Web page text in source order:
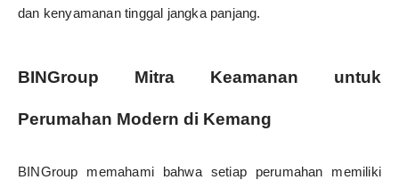
dan kenyamanan tinggal jangka panjang.
BINGroup Mitra Keamanan untuk
Perumahan Modern di Kemang
BINGroup memahami bahwa setiap perumahan memiliki